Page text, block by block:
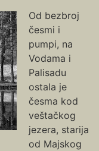
Od bezbroj
česmi i
pumpi, na
Vodama i
Palisadu
ostala je
česma kod
veštačkog
jezera, starija
od Majskog